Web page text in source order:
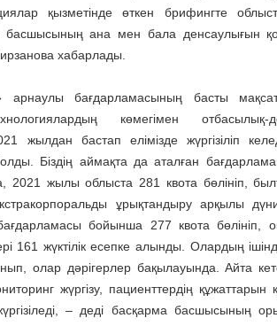
қызметінде өткен брифингте
басшысының ана мен бала денсаулығын
хабарлады.
арнаулы бағдарламасының басты
көмегімен отбасылық-
бастап елімізде жүргізіліп
Біздің аймақта да аталған
2021 жылы облыста 281 квота бөлініп,
ұрықтандыру арқылы
бойынша 277 квота бөлініп,
161 жүктілік есепке алынды. Олардың
олар дәрігерлер бақылауында. Айта
жүргізу, пациенттердің
– деді басқарма басшысының